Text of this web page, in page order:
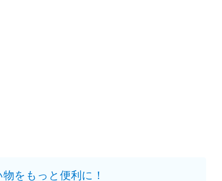
をもっと便利に！